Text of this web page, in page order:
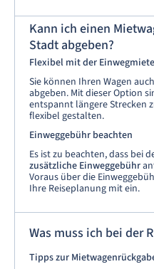
Kann ich einen
Stadt abgeben?
Flexibel mit der
Sie können Ihren Wagen
abgeben. Mit dieser Option
entspannt längere Strecken
flexibel gestalten.
Einweggebühr beachten
Es ist zu beachten, dass bei
zusätzliche Einweggebühr
Voraus über die
Ihre Reiseplanung mit ein.
Was muss ich bei der
Tipps zur